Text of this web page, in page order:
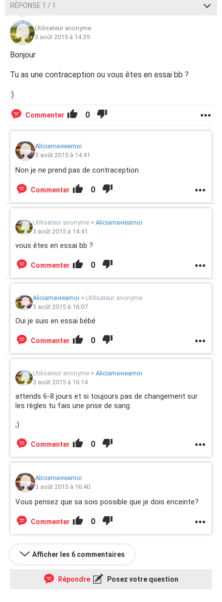
RÉPONSE 1 / 1
Utilisateur anonyme
3 août 2015 à 14:39
Bonjour
Tu as une contraception ou vous êtes en essai bb ?
:)
Commenter 0
Aliciamavieamoi
3 août 2015 à 14:41
Non je ne prend pas de contraception
Commenter 0
Utilisateur anonyme > Aliciamavieamoi
3 août 2015 à 14:41
vous êtes en essai bb ?
Commenter 0
Aliciamavieamoi > Utilisateur anonyme
3 août 2015 à 16:07
Oui je suis en essai bébé
Commenter 0
Utilisateur anonyme > Aliciamavieamoi
3 août 2015 à 16:14
attends 6-8 jours et si toujours pas de changement sur
les règles tu fais une prise de sang
;)
Commenter 0
Aliciamavieamoi
3 août 2015 à 16:40
Vous pensez que sa sois possible que je dois enceinte?
Commenter 0
Afficher les 6 commentaires
Répondre Posez votre question